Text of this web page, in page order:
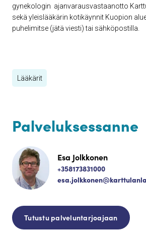
gynekologin ajanvarausvastaanotto
sekä yleislääkärin kotikäynnit Kuopion
puhelimitse (jätä viesti) tai sähköpostilla.
Lääkärit
Palveluksessanne
Esa Jolkkonen
+358173831000
Tutustu palveluntarjoajaan